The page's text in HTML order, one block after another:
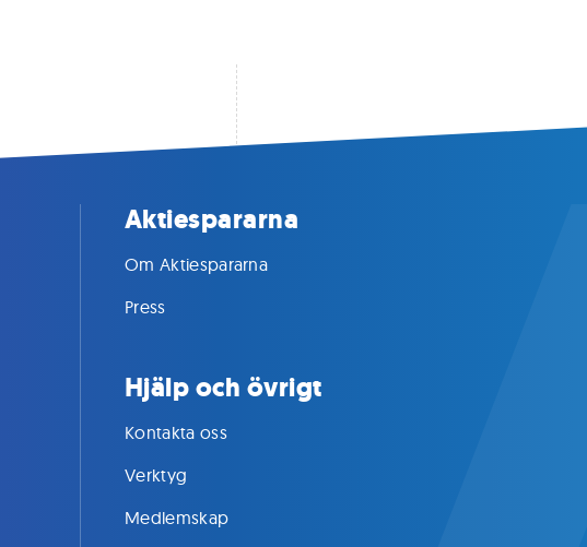
Aktiespararna
Om Aktiespararna
Press
Hjälp och övrigt
Kontakta oss
Verktyg
Medlemskap